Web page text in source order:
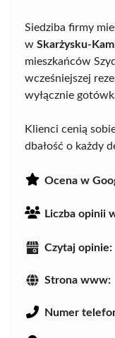
Siedziba firmy
w Skarżysku-
mieszkańców
wcześniejszej
wyłącznie
Klienci cenią
dbałość o każdy
Ocena w
Liczba opinii
Czytaj opinie:
Strona www:
Numer